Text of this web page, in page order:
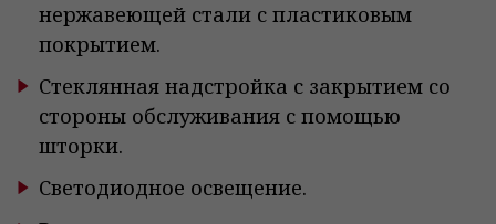
нержавеющей стали с пластиковым
покрытием.
Стеклянная надстройка с закрытием со
стороны обслуживания с помощью
шторки.
Светодиодное освещение.